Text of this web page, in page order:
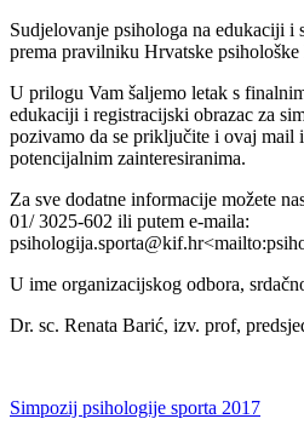
Sudjelovanje psihologa na edukaciji i
prema pravilniku Hrvatske psihološke
U prilogu Vam šaljemo letak s
edukaciji i registracijski obrazac za
pozivamo da se priključite i ovaj mail
potencijalnim zainteresiranima.
Za sve dodatne informacije možete
01/ 3025-602 ili putem e-maila:
U ime organizacijskog odbora,
Dr. sc. Renata Barić, izv. prof,
Simpozij psihologije sporta 2017